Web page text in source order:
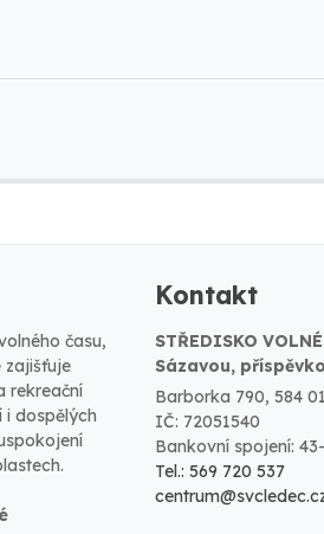
času,
zajišťuje
rekreační
i dospělých
Kontakt
STŘEDISKO
Sázavou,
Barborka 790, 584
IČ: 72051540
Bankovní spojení:
Tel.: 569 720 537